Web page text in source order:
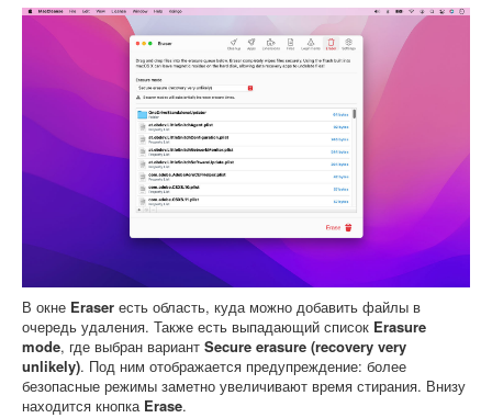
В окне Eraser есть область, куда можно добавить файлы в
очередь удаления. Также есть выпадающий список Erasure
mode, где выбран вариант Secure erasure (recovery very
unlikely). Под ним отображается предупреждение: более
безопасные режимы заметно увеличивают время стирания. Внизу
находится кнопка Erase.